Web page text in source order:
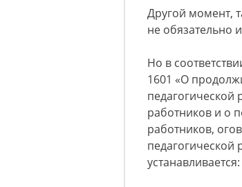
Другой момент,
не обязательно
Но в
1601 «О
педагогической
работников и о
работников,
педагогической